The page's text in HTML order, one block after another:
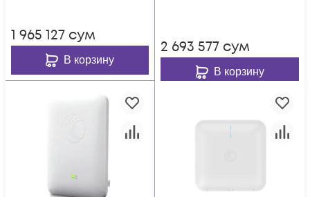
1 965 127 сум
В корзину
2 693 577 сум
В корзину